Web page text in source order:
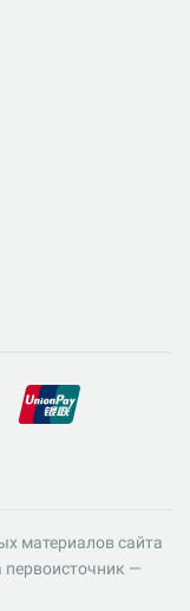
материалов сайта
первоисточник —